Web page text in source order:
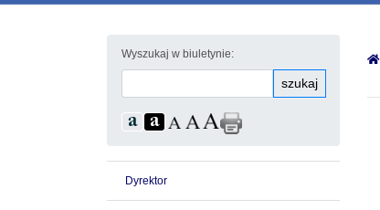
Wyszukaj w biuletynie:
szukaj
Dyrektor